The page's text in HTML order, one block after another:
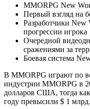
MMORPG New
Первый взгляд на
Разработчики New
прогрессии игрока
Очередной
сражениями за
Боевая система
В MMORPG играют по
индустрии MMORPG в
долларов США, тогда
году превысили $ 1